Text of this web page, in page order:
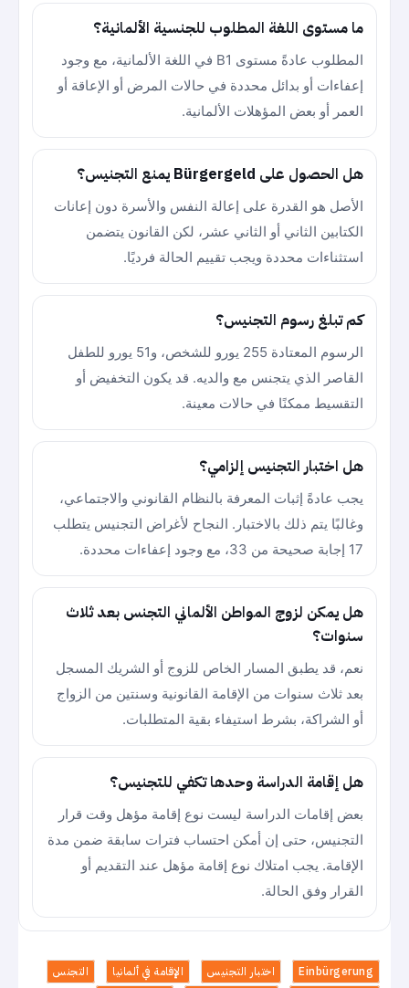
ما مستوى اللغة المطلوب للجنسية الألمانية؟
المطلوب عادةً مستوى B1 في اللغة الألمانية، مع وجود
إعفاءات أو بدائل محددة في حالات المرض أو الإعاقة أو
العمر أو بعض المؤهلات الألمانية.
هل الحصول على Bürgergeld يمنع التجنيس؟
الأصل هو القدرة على إعالة النفس والأسرة دون إعانات
الكتابين الثاني أو الثاني عشر، لكن القانون يتضمن
استثناءات محددة ويجب تقييم الحالة فرديًا.
كم تبلغ رسوم التجنيس؟
الرسوم المعتادة 255 يورو للشخص، و51 يورو للطفل
القاصر الذي يتجنس مع والديه. قد يكون التخفيض أو
التقسيط ممكنًا في حالات معينة.
هل اختبار التجنيس إلزامي؟
يجب عادةً إثبات المعرفة بالنظام القانوني والاجتماعي،
وغالبًا يتم ذلك بالاختبار. النجاح لأغراض التجنيس يتطلب
17 إجابة صحيحة من 33، مع وجود إعفاءات محددة.
هل يمكن لزوج المواطن الألماني التجنس بعد ثلاث
سنوات؟
نعم، قد يطبق المسار الخاص للزوج أو الشريك المسجل
بعد ثلاث سنوات من الإقامة القانونية وسنتين من الزواج
أو الشراكة، بشرط استيفاء بقية المتطلبات.
هل إقامة الدراسة وحدها تكفي للتجنيس؟
بعض إقامات الدراسة ليست نوع إقامة مؤهل وقت قرار
التجنيس، حتى إن أمكن احتساب فترات سابقة ضمن مدة
الإقامة. يجب امتلاك نوع إقامة مؤهل عند التقديم أو
القرار وفق الحالة.
Einbürgerung اختبار التجنيس الإقامة في ألمانيا
التجنس